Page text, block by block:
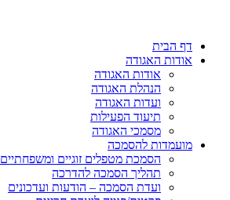
דף הבית
אודות האגודה
אודות האגודה
הנהלת האגודה
ועדות האגודה
תיעוד הפעילות
מסמכי האגודה
מועמדות להסמכה
הסמכת מטפלים זוגיים ומשפחתיים
תהליך הסמכה להדרכה
ועדת הסמכה – הודעות ועדכונים